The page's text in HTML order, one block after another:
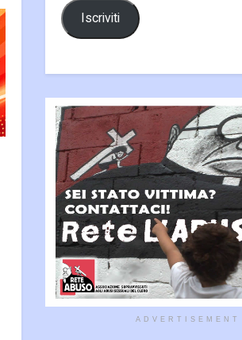
Iscriviti
ADVERTISEMENT